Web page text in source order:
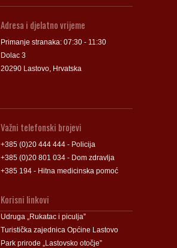
Adresa i djelatno vrijeme
Primanje stranaka: 07:30 - 11:30
Dolac 3
20290 Lastovo, Hrvatska
Važni telefonski brojevi
+385 (0)20 444 444 - Policija
+385 (0)20 801 034 - Dom zdravlja
+385 194 - Hitna medicinska pomoć
Korisni linkovi
Udruga „Rukatac i piculja”
Turistička zajednica Općine Lastovo
Park prirode „Lastovsko otočje”